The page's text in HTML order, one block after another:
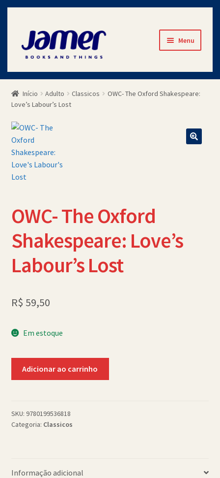
Pular
para
navegação
Pular
para
conteúdo
Menu
Início
Avaliações
Cart
Checkout
Contato
Início Adulto Classicos
OWC- The Oxford Shakespeare:
Love’s Labour’s Lost
OWC- The Oxford
Shakespeare: Love’s
Labour’s Lost
R$ 59,50
Em estoque
Love's
Labour's
Adicionar ao carrinho
SKU: 9780199536818
Categoria: Classicos
Informação adicional